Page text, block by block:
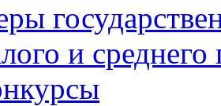
и среднего